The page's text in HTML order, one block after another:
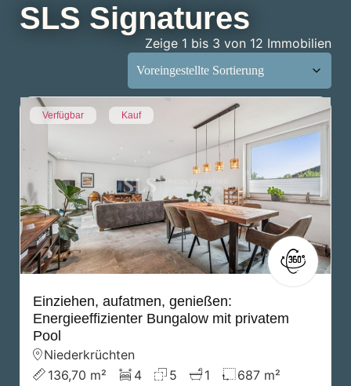
SLS Signatures
Zeige 1 bis 3 von 12 Immobilien
Verfügbar Kauf
Einziehen, aufatmen, genießen:
Energieeffizienter Bungalow mit privatem
Pool
Niederkrüchten
136,70 m²
4 5 1
687 m²